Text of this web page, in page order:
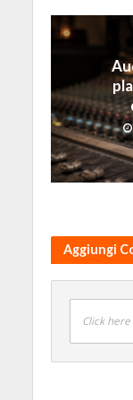
Aggiungi
Click